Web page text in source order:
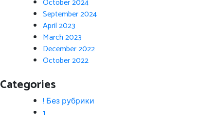
October 2024
September 2024
April 2023
March 2023
December 2022
October 2022
Categories
! Без рубрики
1